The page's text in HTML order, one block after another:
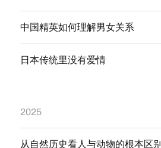
中国精英如何理解男女关系
日本传统里没有爱情
2025
从自然历史看人与动物的根本区别